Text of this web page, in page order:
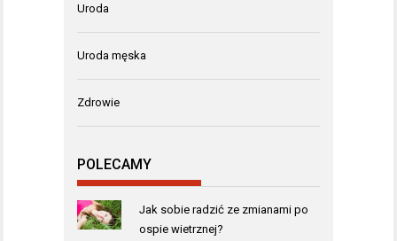
Uroda
Uroda męska
Zdrowie
POLECAMY
Jak sobie radzić ze zmianami po
ospie wietrznej?